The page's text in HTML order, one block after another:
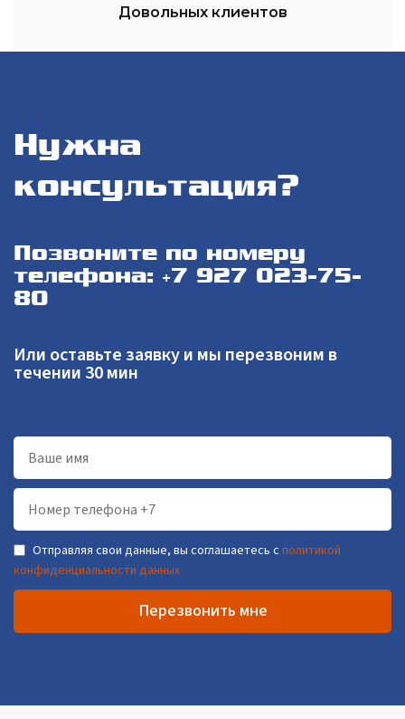
Довольных клиентов
Нужна
консультация?
Позвоните по номеру
телефона: +7 927 023-75-
80
Или оставьте заявку и мы перезвоним в
течении 30 мин
Отправляя свои данные, вы соглашаетесь сполитикой
конфиденциальности данных
Перезвонить мне